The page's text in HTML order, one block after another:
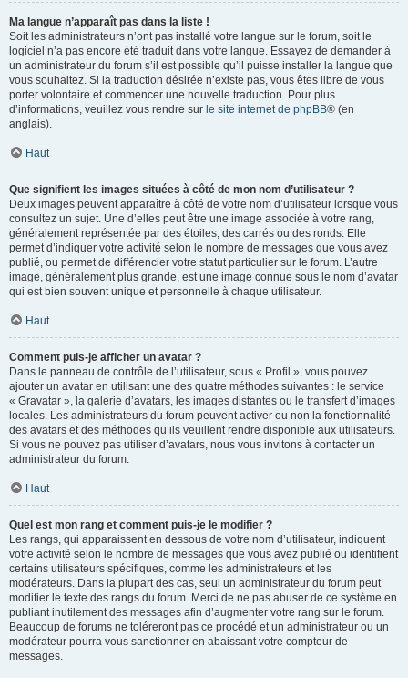
Ma langue n’apparaît pas dans la liste !
Soit les administrateurs n’ont pas installé votre langue sur le forum, soit le
logiciel n’a pas encore été traduit dans votre langue. Essayez de demander à
un administrateur du forum s’il est possible qu’il puisse installer la langue que
vous souhaitez. Si la traduction désirée n’existe pas, vous êtes libre de vous
porter volontaire et commencer une nouvelle traduction. Pour plus
d’informations, veuillez vous rendre sur le site internet de phpBB® (en
anglais).
Haut
Que signifient les images situées à côté de mon nom d’utilisateur ?
Deux images peuvent apparaître à côté de votre nom d’utilisateur lorsque vous
consultez un sujet. Une d’elles peut être une image associée à votre rang,
généralement représentée par des étoiles, des carrés ou des ronds. Elle
permet d’indiquer votre activité selon le nombre de messages que vous avez
publié, ou permet de différencier votre statut particulier sur le forum. L’autre
image, généralement plus grande, est une image connue sous le nom d’avatar
qui est bien souvent unique et personnelle à chaque utilisateur.
Haut
Comment puis-je afficher un avatar ?
Dans le panneau de contrôle de l’utilisateur, sous « Profil », vous pouvez
ajouter un avatar en utilisant une des quatre méthodes suivantes : le service
« Gravatar », la galerie d’avatars, les images distantes ou le transfert d’images
locales. Les administrateurs du forum peuvent activer ou non la fonctionnalité
des avatars et des méthodes qu’ils veuillent rendre disponible aux utilisateurs.
Si vous ne pouvez pas utiliser d’avatars, nous vous invitons à contacter un
administrateur du forum.
Haut
Quel est mon rang et comment puis-je le modifier ?
Les rangs, qui apparaissent en dessous de votre nom d’utilisateur, indiquent
votre activité selon le nombre de messages que vous avez publié ou identifient
certains utilisateurs spécifiques, comme les administrateurs et les
modérateurs. Dans la plupart des cas, seul un administrateur du forum peut
modifier le texte des rangs du forum. Merci de ne pas abuser de ce système en
publiant inutilement des messages afin d’augmenter votre rang sur le forum.
Beaucoup de forums ne toléreront pas ce procédé et un administrateur ou un
modérateur pourra vous sanctionner en abaissant votre compteur de
messages.